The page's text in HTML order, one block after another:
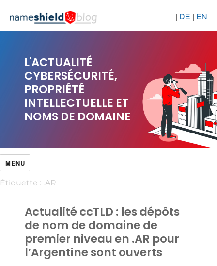
| DE | EN
L'ACTUALITÉ
CYBERSÉCURITÉ,
PROPRIÉTÉ
INTELLECTUELLE ET
NOMS DE DOMAINE
MENU
Étiquette : .AR
Actualité ccTLD : les dépôts
de nom de domaine de
premier niveau en .AR pour
l’Argentine sont ouverts